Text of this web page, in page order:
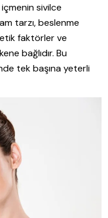
içmenin sivilce
tarzı, beslenme
faktörler ve
bağlıdır. Bu
tek başına yeterli